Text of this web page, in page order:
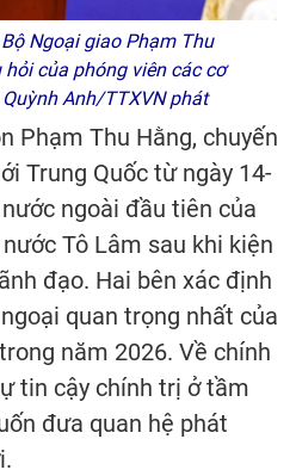
Ngoại giao Phạm Thu
của phóng viên các cơ
Anh/TTXVN phát
Phạm Thu Hằng, chuyến
Trung Quốc từ ngày 14-
ngoài đầu tiên của
Tô Lâm sau khi kiện
đạo. Hai bên xác định
quan trọng nhất của
năm 2026. Về chính
tin cậy chính trị ở tầm
đưa quan hệ phát